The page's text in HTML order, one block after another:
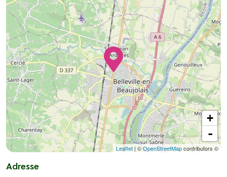
+
-
Leaflet | ©OpenStreetMapcontributors ©
Adresse